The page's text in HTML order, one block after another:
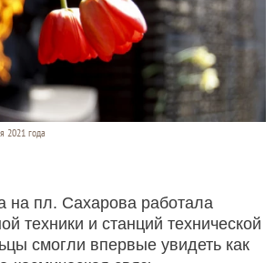
2021 года
на пл. Сахарова работала
техники и станций технической
смогли впервые увидеть как